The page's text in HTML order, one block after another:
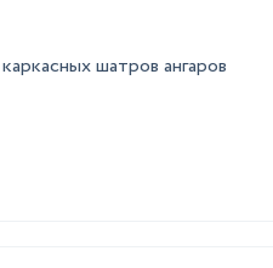
шатров ангаров